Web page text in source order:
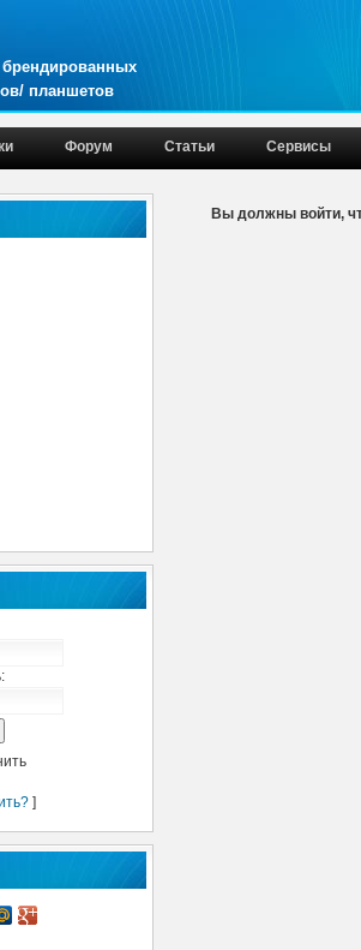
планшетов
Форум Статьи Сервисы
]
Вы должны войти,